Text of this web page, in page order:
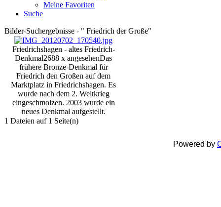
Meine Favoriten
Suche
Bilder-Suchergebnisse - " Friedrich der Große"
Friedrichshagen - altes Friedrich-
Denkmal2688 x angesehenDas
frühere Bronze-Denkmal für
Friedrich den Großen auf dem
Marktplatz in Friedrichshagen. Es
wurde nach dem 2. Weltkrieg
eingeschmolzen. 2003 wurde ein
neues Denkmal aufgestellt.
1 Dateien auf 1 Seite(n)
Powered by